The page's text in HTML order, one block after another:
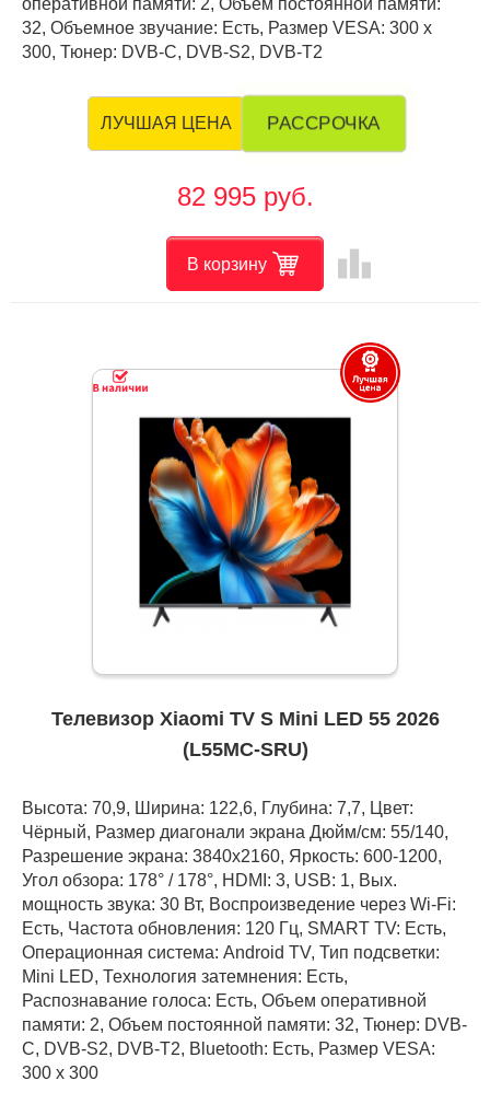
32, Объемное звучание: Есть, Размер VESA: 300 х
300, Тюнер: DVB-C, DVB-S2, DVB-T2
ЛУЧШАЯ ЦЕНА РАССРОЧКА
82 995 руб.
В корзину leaderboard
Телевизор Xiaomi TV S Mini LED 55 2026
(L55MC-SRU)
Высота: 70,9, Ширина: 122,6, Глубина: 7,7, Цвет:
Чёрный, Размер диагонали экрана Дюйм/см: 55/140,
Разрешение экрана: 3840x2160, Яркость: 600-1200,
Угол обзора: 178° / 178°, HDMI: 3, USB: 1, Вых.
мощность звука: 30 Вт, Воспроизведение через Wi-Fi:
Есть, Частота обновления: 120 Гц, SMART TV: Есть,
Операционная система: Android TV, Тип подсветки:
Mini LED, Технология затемнения: Есть,
Распознавание голоса: Есть, Объем оперативной
памяти: 2, Объем постоянной памяти: 32, Тюнер: DVB-
C, DVB-S2, DVB-T2, Bluetooth: Есть, Размер VESA:
300 х 300